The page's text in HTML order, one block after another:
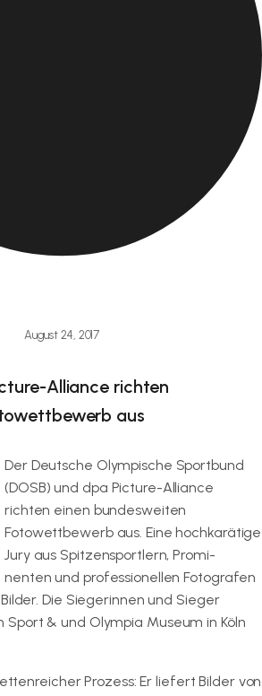
August 24, 2017
Alliance richten
aus
Der Deutsche Olympische Sportbund
(DOSB) und dpa Picture-Alliance
richten einen bundesweiten
Fotowettbewerb aus. Eine hochkarätige
Jury aus Spitzensportlern, Promi-
nenten und professionellen Fotografen
Die Siegerinnen und Sieger
& und Olympia Museum in Köln
Prozess: Er liefert Bilder von